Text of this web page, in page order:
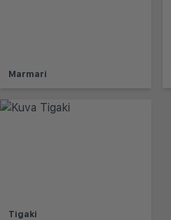
Marmari
Tigaki